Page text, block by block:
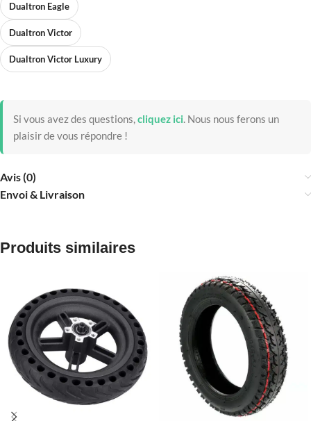
Dualtron Eagle
Dualtron Victor
Dualtron Victor Luxury
Si vous avez des questions,cliquez ici. Nous nous ferons un
plaisir de vous répondre !
Avis (0)
Envoi & Livraison
Produits similaires